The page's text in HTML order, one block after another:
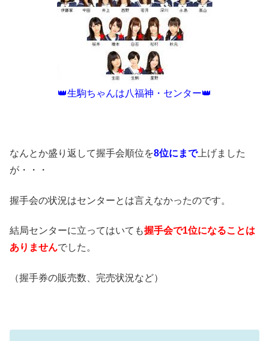
👑生駒ちゃんは八福神・センター👑
なんとか盛り返して握手会順位を8位にまで上げました
が・・・
握手会の状況はセンターとは言えなかったのです。
結局センターに立ってはいても握手会で1位になることは
ありませんでした。
（握手券の販売数、完売状況など）